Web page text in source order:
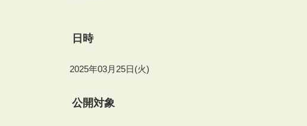
日時
2025年03月25日(火)
公開対象